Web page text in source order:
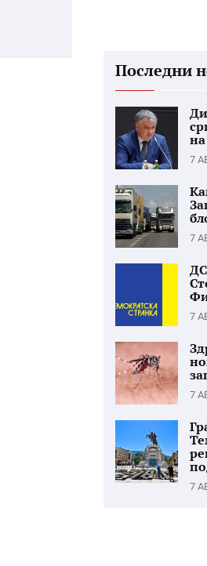
Последни
7
7
7
7
7